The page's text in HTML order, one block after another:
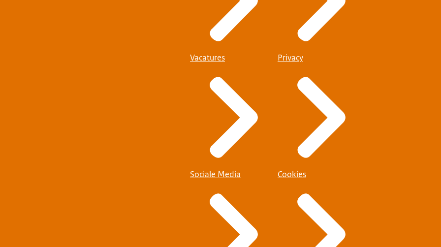
Vacatures
Sociale Media
Privacy
Cookies